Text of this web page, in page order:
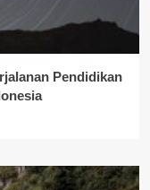
Pendidikan